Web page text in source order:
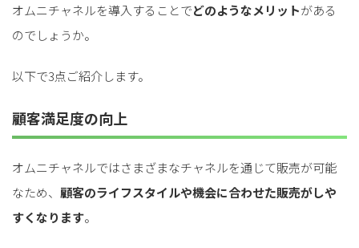
オムニチャネルを導入することでどのようなメリットがある
のでしょうか。
以下で3点ご紹介します。
顧客満足度の向上
オムニチャネルではさまざまなチャネルを通じて販売が可能
なため、 顧客のライフスタイルや機会に合わせた販売がしや
すくなります。